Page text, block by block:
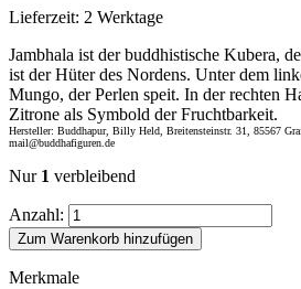
Lieferzeit: 2 Werktage
Jambhala ist der buddhistische Kubera,
ist der Hüter des Nordens. Unter dem
Mungo, der Perlen speit. In der rechten
Zitrone als Symbold der Fruchtbarkeit.
Hersteller: Buddhapur, Billy Held, Breitensteinstr. 31, 85567
mail@buddhafiguren.de
Nur 1 verbleibend
Anzahl:
Zum Warenkorb hinzufügen
Merkmale